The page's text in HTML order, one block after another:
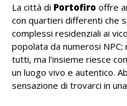
La città di Portofiro offre
con quartieri differenti che
complessi residenziali ai
popolata da numerosi
tutti, ma l’insieme riesce
un luogo vivo e autentico.
sensazione di trovarci in